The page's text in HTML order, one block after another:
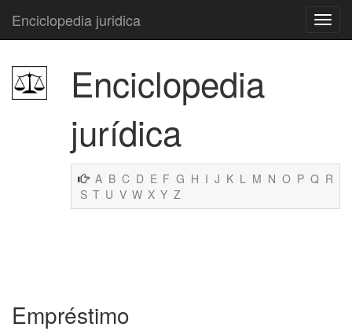
Enciclopedia juridica
Enciclopedia
jurídica
A B C D E F G H I J K L M N O P Q R
S T U V W X Y Z
Empréstimo